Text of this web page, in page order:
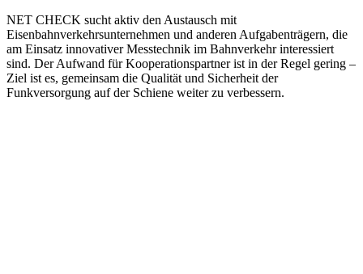
NET CHECK sucht aktiv den Austausch mit
Eisenbahnverkehrsunternehmen und anderen Aufgabenträgern, die
am Einsatz innovativer Messtechnik im Bahnverkehr interessiert
sind. Der Aufwand für Kooperationspartner ist in der Regel gering –
Ziel ist es, gemeinsam die Qualität und Sicherheit der
Funkversorgung auf der Schiene weiter zu verbessern.